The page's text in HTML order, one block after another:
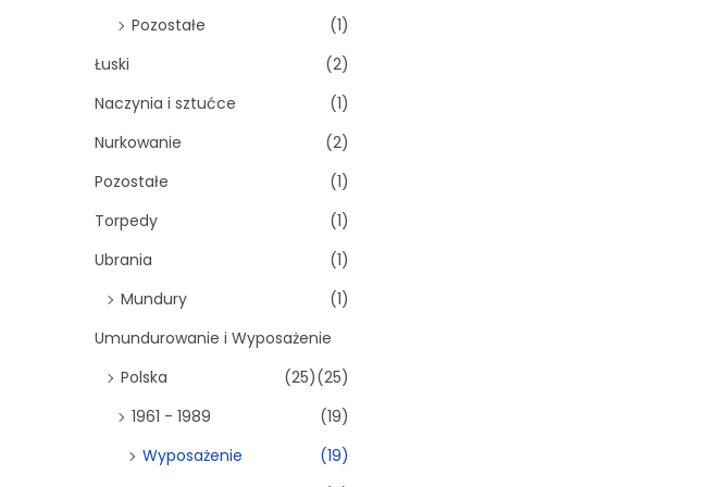
Pozostałe
(1)
Łuski
(2)
Naczynia i sztućce
(1)
Nurkowanie
(2)
Pozostałe
(1)
Torpedy
(1)
Ubrania
(1)
Mundury
(1)
Umundurowanie i Wyposażenie
(25)
Polska
(25)
1961 - 1989
(19)
Wyposażenie
(19)